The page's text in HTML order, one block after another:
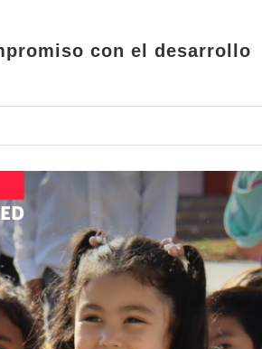
con el desarrollo